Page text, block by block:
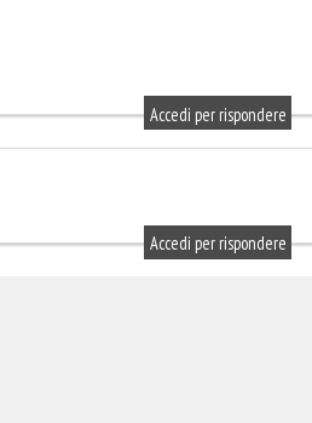
Accedi per rispondere
Accedi per rispondere